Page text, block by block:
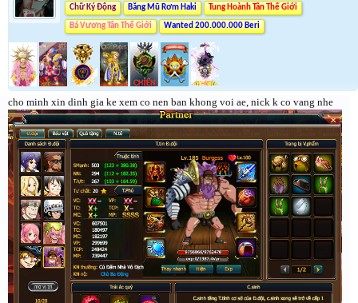
Chữ Ký Động
Băng Mũ Rơm Haki Tung Hoành Tân Thế Giới
Bá Vương Tân Thế Giới Wanted 200.000.000 Beri
cho minh xin dinh gia ke xem co nen ban khong voi ae, nick k co vang nhe